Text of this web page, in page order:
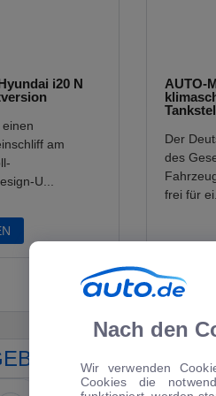
i20 N
am
U...
AUTO-
Der
des
frei für
FÜR SIE
Nach den
Wir verwenden
Cookies die